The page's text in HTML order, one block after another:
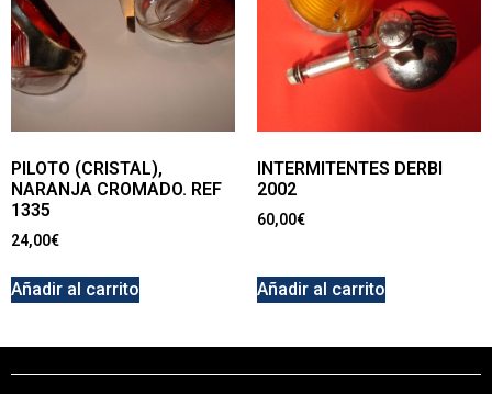
PILOTO (CRISTAL),
NARANJA CROMADO. REF
1335
24,00€
Añadir al carrito
INTERMITENTES DERBI
2002
60,00€
Añadir al carrito